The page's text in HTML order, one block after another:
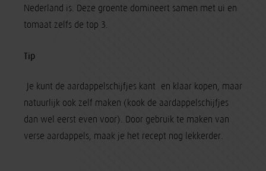
Nederland is. Deze groente domineert samen met ui en
tomaat zelfs de top 3.
Tip
-Je kunt de aardappelschijfjes kant- en klaar kopen, maar
natuurlijk ook zelf maken (kook de aardappelschijfjes
dan wel eerst even voor). Door gebruik te maken van
verse aardappels, maak je het recept nog lekkerder.